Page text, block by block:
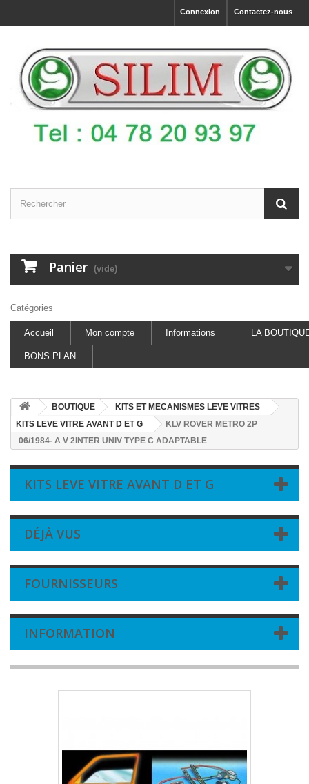
Contactez-nous
Connexion
Panier (vide)
Catégories
Accueil Mon compte Informations LA
BONS PLAN
BOUTIQUE
KITS ET MECANISMES LEVE VITRES
KITS LEVE VITRE AVANT D ET G
KLV ROVER METRO 2P
06/1984- A V 2INTER UNIV TYPE C ADAPTABLE
KITS LEVE VITRE AVANT D ET G
DÉJÀ VUS
FOURNISSEURS
INFORMATION